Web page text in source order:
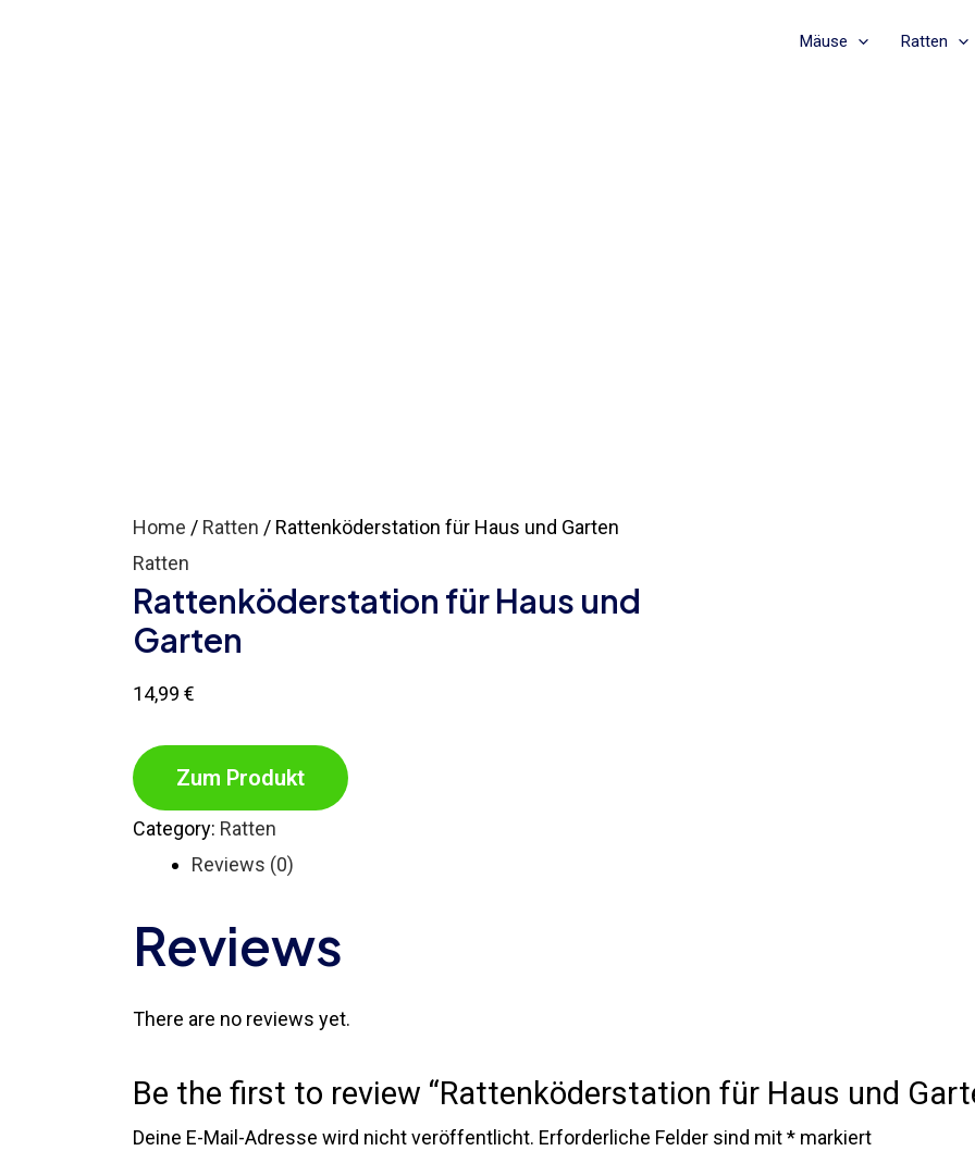
Mäuse Ratten
Home / Ratten / Rattenköderstation für Haus und Garten
Ratten
Rattenköderstation für Haus und
Garten
14,99 €
Zum Produkt
Category: Ratten
Reviews (0)
Reviews
There are no reviews yet.
Be the first to review “Rattenköderstation für Haus und
Deine E-Mail-Adresse wird nicht veröffentlicht. Erforderliche Felder sind mit* markiert